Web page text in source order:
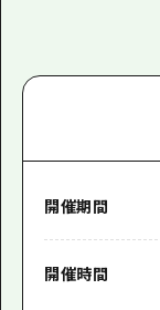
開催期間
開催時間